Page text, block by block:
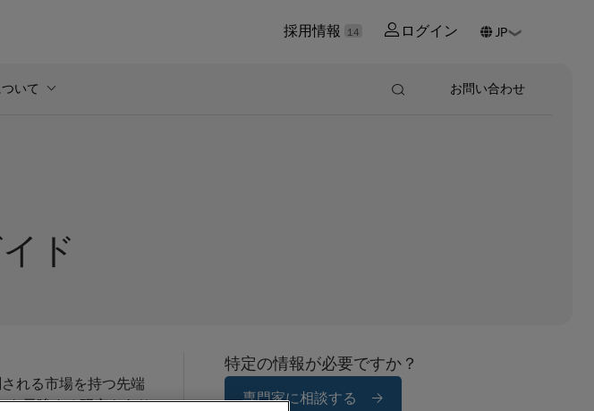
採用情報 14 ログイン
いて お問い合わせ
ド
れる市場を持つ先端
を示唆する研究もあり
特定の情報が必要ですか？
専門家に相談する